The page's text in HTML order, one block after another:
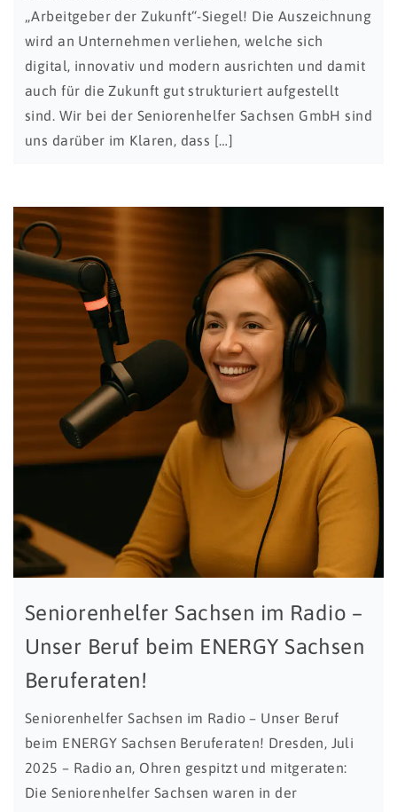
„Arbeitgeber der Zukunft“-Siegel! Die Auszeichnung
wird an Unternehmen verliehen, welche sich
digital, innovativ und modern ausrichten und damit
auch für die Zukunft gut strukturiert aufgestellt
sind. Wir bei der Seniorenhelfer Sachsen GmbH sind
uns darüber im Klaren, dass […]
Seniorenhelfer Sachsen im Radio –
Unser Beruf beim ENERGY Sachsen
Beruferaten!
Seniorenhelfer Sachsen im Radio – Unser Beruf
beim ENERGY Sachsen Beruferaten! Dresden, Juli
2025 – Radio an, Ohren gespitzt und mitgeraten:
Die Seniorenhelfer Sachsen waren in der